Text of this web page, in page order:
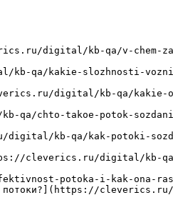
digital/kb-qa/v-chem-
kb-qa/kakie-slozhnosti-
cleverics.ru/digital/kb-qa/
qa/chto-takoe-potok-
digital/kb-qa/kak-potoki-
cleverics.ru/digital/
potoka-i-kak-ona-
потоки?](https://